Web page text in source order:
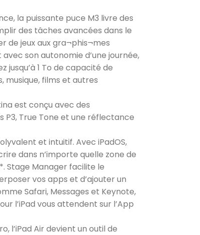
la puissante puce M3 livre des
des tâches avancées dans le
de jeux aux gra¬phis¬mes
son autonomie d’une journée,
jusqu’à 1 To de capacité de
musique, films et autres
est conçu avec des
True Tone et une réflectance
et intuitif. Avec iPadOS,
dans n’importe quelle zone de
Stage Manager facilite le
vos apps et d’ajouter un
Safari, Messages et Keynote,
l’iPad vous attendent sur l’App
l’iPad Air devient un outil de